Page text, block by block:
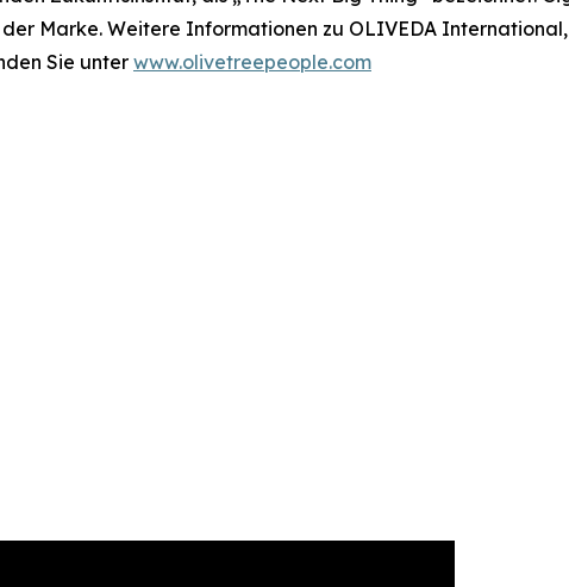
Marke. Weitere Informationen zu OLIVEDA
Sie unter www.olivetreepeople.com